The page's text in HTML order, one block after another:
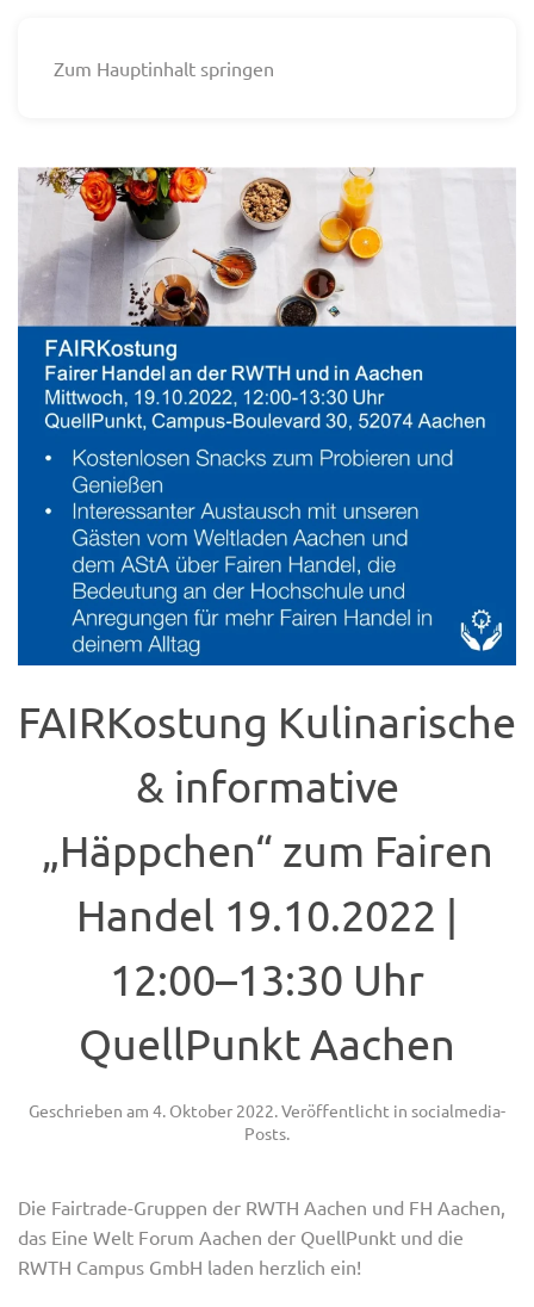
Zum Hauptinhalt springen
FAIRKostung Kulinarische
& informative
„Häppchen“ zum Fairen
Handel 19.10.2022 |
12:00–13:30 Uhr
QuellPunkt Aachen
Geschrieben am 4. Oktober 2022. Veröffentlicht in socialmedia-
Posts.
Die Fairtrade-Gruppen der RWTH Aachen und FH Aachen,
das Eine Welt Forum Aachen der QuellPunkt und die
RWTH Campus GmbH laden herzlich ein!